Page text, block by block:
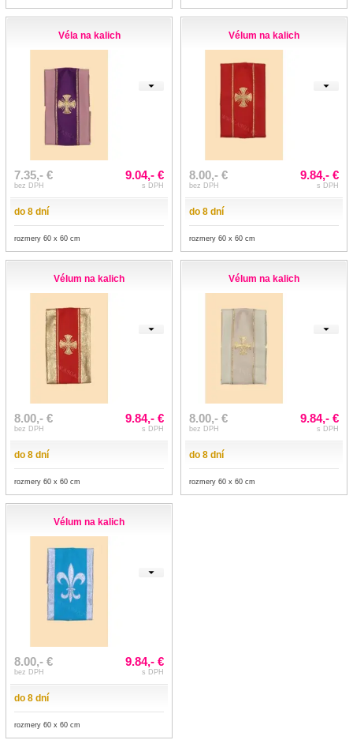
Véla na kalich
7.35,- €
bez DPH
9.04,- €
s DPH
do 8 dní
rozmery 60 x 60 cm
Vélum na kalich
8.00,- €
bez DPH
9.84,- €
s DPH
do 8 dní
rozmery 60 x 60 cm
Vélum na kalich
8.00,- €
bez DPH
9.84,- €
s DPH
do 8 dní
rozmery 60 x 60 cm
Vélum na kalich
8.00,- €
bez DPH
9.84,- €
s DPH
do 8 dní
rozmery 60 x 60 cm
Vélum na kalich
8.00,- €
bez DPH
9.84,- €
s DPH
do 8 dní
rozmery 60 x 60 cm